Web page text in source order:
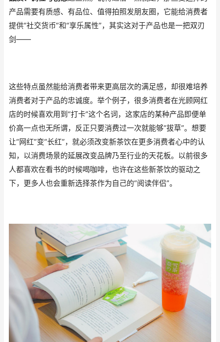
产品需要有质感、有品位、值得拍照发朋友圈，它能给消费者
提供“社交货币”和“享乐属性”，其实这对于产品也是一把双刃
剑——
这些特点虽然能给消费者带来更高层次的满足感，却很难培养
消费者对于产品的忠诚度。举个例子，很多消费者在光顾网红
店的时候喜欢用到“打卡”这个名词，这家店的某种产品即便单
价高一点也无所谓，反正只要消费过一次就能够“拔草”。想要
让“网红”变“长红”，就必须改变新茶饮在更多消费者心中的认
知，以消费场景的延展改变品牌乃至行业的天花板。以前很多
人都喜欢在看书的时候喝咖啡，也许在这些新茶饮的驱动之
下，更多人也会重新选择茶作为自己的“阅读伴侣”。